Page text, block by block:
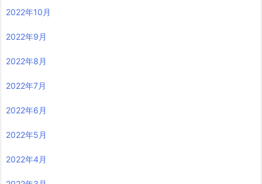
2022年10月
2022年9月
2022年8月
2022年7月
2022年6月
2022年5月
2022年4月